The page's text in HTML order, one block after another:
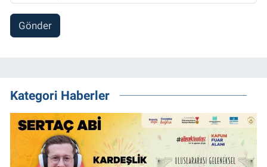
Gönder
Kategori Haberler